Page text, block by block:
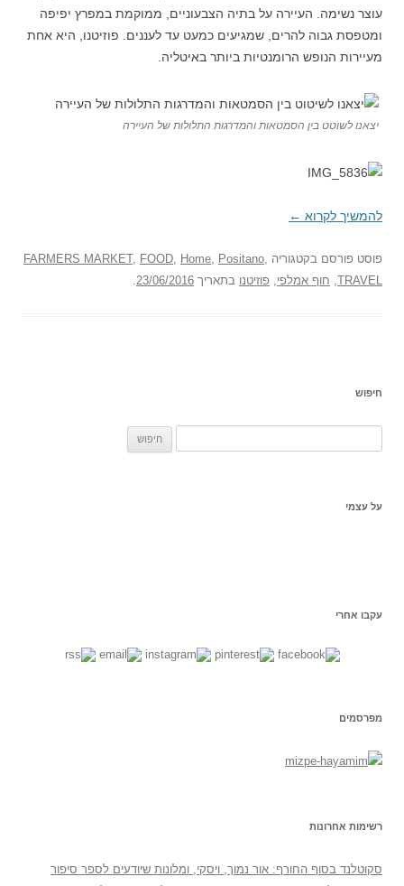
עוצר נשימה. העיירה על בתיה הצבעוניים, ממוקמת במפרץ יפיפה
ומטפסת גבוה להרים, שמגיעים כמעט עד לעננים. פוזיטנו, היא אחת
מעיירות הנופש הרומנטיות ביותר באיטליה.
יצאנו לשוטט בין הסמטאות והמדרגות התלולות של העיירה
להמשיך לקרוא ←
פוסט פורסם בקטגוריה FARMERS MARKET, FOOD Home Positano
TRAVEL חוף אמלפי פוזיטנו בתאריך 23/06/2016
חיפוש
על עצמי
עקבו אחרי
מפרסמים
רשימות אחרונות
סקוטלנד בסוף החורף: אור נמוך, ויסקי, ומלונות שיודעים לספר סיפור